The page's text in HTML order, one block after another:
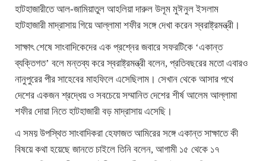
হাটহাজারীতে আল-জামিয়াতুল আহলিয়া দারুল উলূম মুঈনুল ইসলাম
হাটহাজারী মাদ্রাসায় গিয়ে আল্লামা শফীর সঙ্গে দেখা করেন স্বরাষ্ট্রমন্ত্রী।
সাক্ষাৎ শেষে সাংবাদিকেদের এক প্রশ্নের জবারে সফরটিকে ‘একান্ত
ব্যক্তিগত’ বলে মন্তব্য করে স্বরাষ্ট্রমন্ত্রী বলেন, প্রতিবছরের মতো এবারও
নানুপুরের পীর সাহেবের মাহফিলে এসেছিলাম। সেখান থেকে আসার পথে
দেশের একজন শ্রদ্ধেয় ও সবচেয়ে সম্মানিত দেশের শীর্ষ আলেম আল্লামা
শফীর দোয়া নিতে হাটহাজারী বড় মাদ্রাসায় এসেছি।
এ সময় উপস্থিত সাংবাদিকরা হেফাজত আমিরের সঙ্গে একান্ত সাক্ষাতে কী
বিষয়ে কথা হয়েছে জানতে চাইলে তিনি বলেন, আগামী ১৫ থেকে ১৭